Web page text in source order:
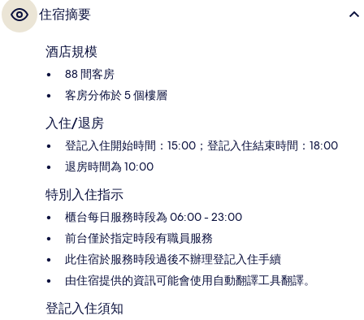
住宿摘要
酒店規模
88 間客房
客房分佈於 5 個樓層
入住/退房
登記入住開始時間：15:00；登記入住結束時間：18:00
退房時間為 10:00
特別入住指示
櫃台每日服務時段為 06:00 - 23:00
前台僅於指定時段有職員服務
此住宿於服務時段過後不辦理登記入住手續
由住宿提供的資訊可能會使用自動翻譯工具翻譯。
登記入住須知